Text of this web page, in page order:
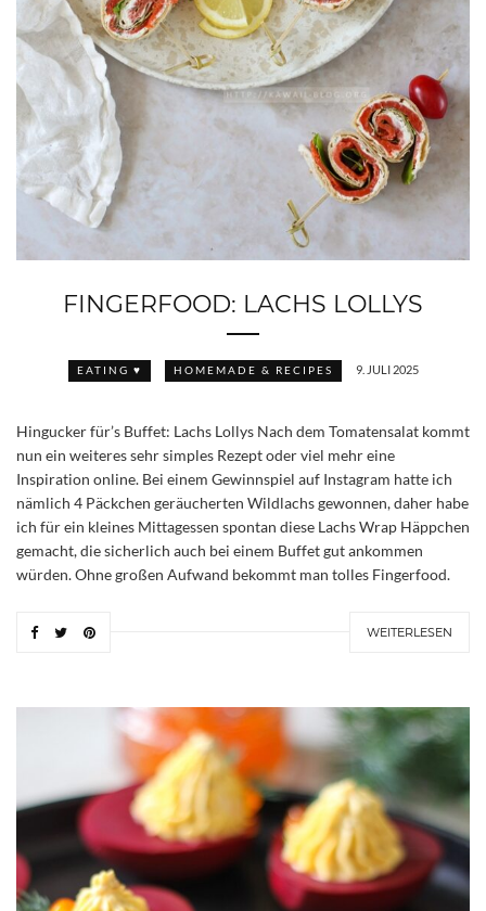
FINGERFOOD: LACHS LOLLYS
EATING ♥ HOMEMADE & RECIPES 9. JULI 2025
Hingucker für’s Buffet: Lachs Lollys Nach dem Tomatensalat kommt
nun ein weiteres sehr simples Rezept oder viel mehr eine
Inspiration online. Bei einem Gewinnspiel auf Instagram hatte ich
nämlich 4 Päckchen geräucherten Wildlachs gewonnen, daher habe
ich für ein kleines Mittagessen spontan diese Lachs Wrap Häppchen
gemacht, die sicherlich auch bei einem Buffet gut ankommen
würden. Ohne großen Aufwand bekommt man tolles Fingerfood.
WEITERLESEN